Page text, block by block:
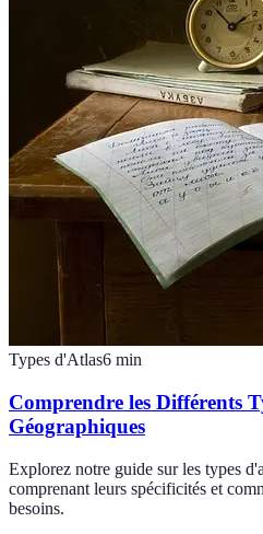
Types d'Atlas6 min
Comprendre les Différents
Géographiques
Explorez notre guide sur les types
comprenant leurs spécificités et
besoins.